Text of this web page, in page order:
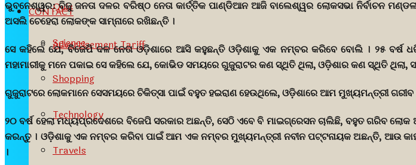
CONTACT
Advertisement Tariff
Quiz
Science
Shopping
Technology
Travels
ଭୁବନେଶ୍ୱର:ବିଜୁ ଜନତା ଦଳର ବରିଷ୍ଠ ନେତା କାର୍ତ୍ତିକ ପାଣ୍ଡିଆନ ଆଜି ବାଲେଶ୍ୱର ଲୋକସଭା ନିର୍ବାଚନ
ଅସଲି ଚେହେରା ଲୋକଙ୍କ ସାମ୍ନାରେ ରଖିଛନ୍ତି ।
ସେ କହିଲେ ଯେ, ବିଜେପି ଦଳ ନେତା ଓଡ଼ିଶାରେ ଆସି କହୁଛନ୍ତି ଓଡ଼ିଶାକୁ ଏକ ନମ୍ବର କରିବେ ବୋଲି । ୨୫
ମହାମାରୀକୁ ମନେ ପକାଇ ସେ କହିଲେ ଯେ, କୋଭିଡ ସମୟରେ ଗୁଜୁରାଟର କଣ ସ୍ଥିତି ଥିଲା, ଓଡ଼ିଶାର କଣ ସ୍ଥିତି ଥିଲା,
ଗୁଜୁରାଟରେ ଲୋକମାନେ ସେସମୟରେ ଚିକିତ୍ସା ପାଇଁ ବହୁତ ହଇରାଣ ହେଉଥିଲେ, ଓଡ଼ିଶାରେ ଆମ ମୁଖ୍ୟମନ୍ତ୍ରୀ
୨୦ ବର୍ଷ ହେଲା ମଧ୍ୟପ୍ରଦେଶରେ ବିଜେପି ସରକାର ଅଛନ୍ତି, ସେଠି ଏବେ ବି ମାଇଗ୍ରେସନ ଚାଲିଛି, ବହୁତ ଗରିବ
କରନ୍ତୁ । ଓଡ଼ିଶାକୁ ଏକ ନମ୍ବର କରିବା ପାଇଁ ଆମ ଏକ ନମ୍ବର ମୁଖ୍ୟମନ୍ତ୍ରୀ ନବୀନ ପଟ୍ଟନାୟକ ଅଛନ୍ତି, ଆଉ
।